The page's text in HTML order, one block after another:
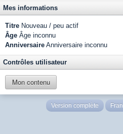
Mes informations
Titre Nouveau / peu actif
Âge Âge inconnu
Anniversaire Anniversaire inconnu
Contrôles utilisateur
Mon contenu
Version complète